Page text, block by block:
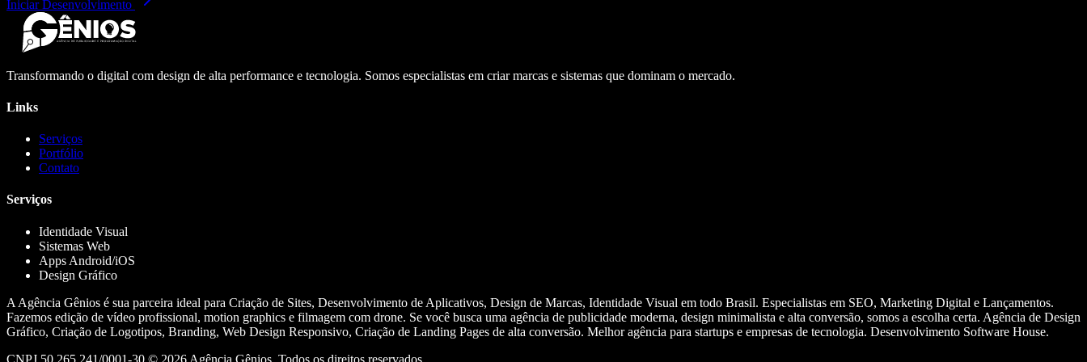
Iniciar Desenvolvimento
Transformando o digital com design de alta performance e tecnologia. Somos especialistas em criar marcas e sistemas que dominam o mercado.
Links
Serviços
Portfólio
Contato
Serviços
Identidade Visual
Sistemas Web
Apps Android/iOS
Design Gráfico
A Agência Gênios é sua parceira ideal para Criação de Sites, Desenvolvimento de Aplicativos, Design de Marcas, Identidade Visual em todo Brasil. Especialistas em SEO, Marketing Digital e Lançamentos.
Fazemos edição de vídeo profissional, motion graphics e filmagem com drone. Se você busca uma agência de publicidade moderna, design minimalista e alta conversão, somos a escolha certa. Agência de Design
Gráfico, Criação de Logotipos, Branding, Web Design Responsivo, Criação de Landing Pages de alta conversão. Melhor agência para startups e empresas de tecnologia. Desenvolvimento Software House.
CNPJ 50.265.241/0001-30 © 2026 Agência Gênios. Todos os direitos reservados.